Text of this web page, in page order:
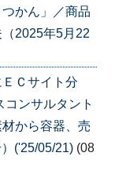
かん」／商品
2025年5月22
Ｃサイト分
ンサルタント
から容器、売
('25/05/21) (08